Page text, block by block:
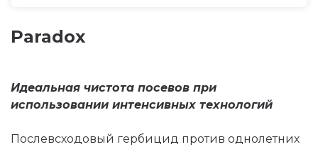
Paradox
Идеальная чистота посевов при
использовании интенсивных технологий
Послевсходовый гербицид против однолетних